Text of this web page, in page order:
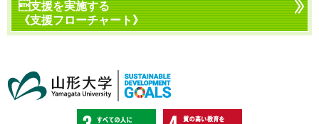
支援を実施する
《支援フローチャート》